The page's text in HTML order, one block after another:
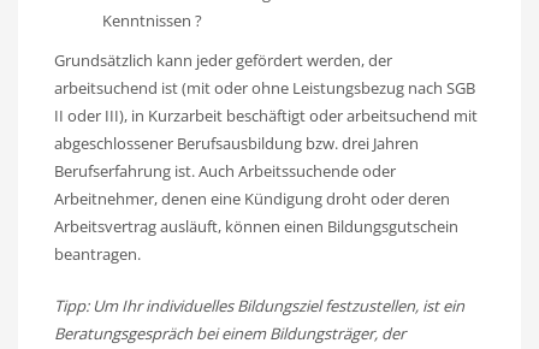
Kenntnissen ?
Grundsätzlich kann jeder gefördert werden, der
arbeitsuchend ist (mit oder ohne Leistungsbezug nach SGB
II oder III), in Kurzarbeit beschäftigt oder arbeitsuchend mit
abgeschlossener Berufsausbildung bzw. drei Jahren
Berufserfahrung ist. Auch Arbeitssuchende oder
Arbeitnehmer, denen eine Kündigung droht oder deren
Arbeitsvertrag ausläuft, können einen Bildungsgutschein
beantragen.
Tipp: Um Ihr individuelles Bildungsziel festzustellen, ist ein
Beratungsgespräch bei einem Bildungsträger, der